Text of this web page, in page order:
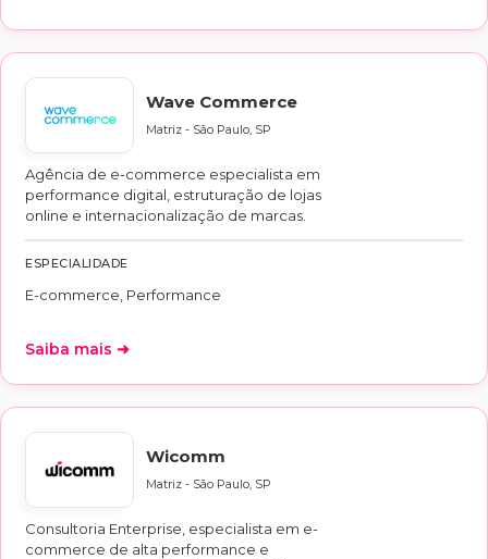
Wave Commerce
Matriz - São Paulo, SP
Agência de e-commerce especialista em
performance digital, estruturação de lojas
online e internacionalização de marcas.
ESPECIALIDADE
E-commerce, Performance
Saiba mais ➜
Wicomm
Matriz - São Paulo, SP
Consultoria Enterprise, especialista em e-
commerce de alta performance e